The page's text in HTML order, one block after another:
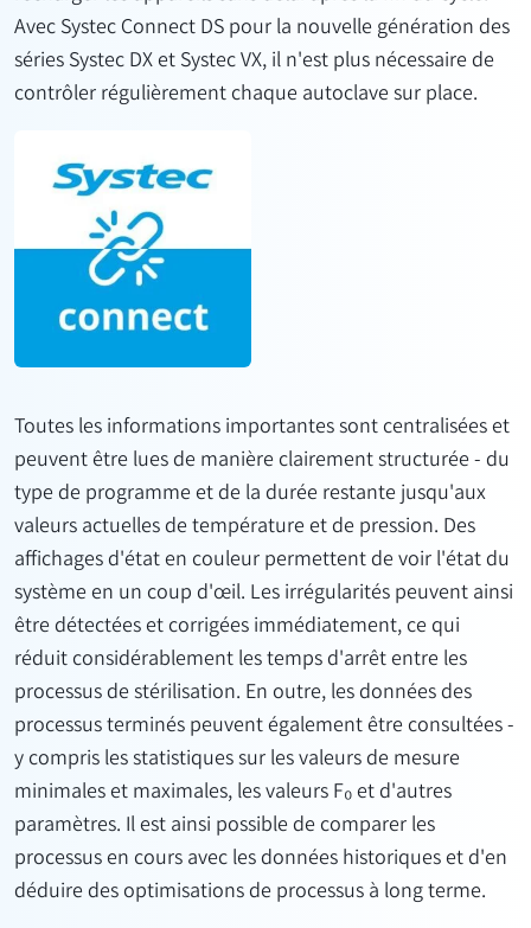
Avec Systec Connect DS pour la nouvelle génération des
séries Systec DX et Systec VX, il n'est plus nécessaire de
contrôler régulièrement chaque autoclave sur place.
Toutes les informations importantes sont centralisées et
peuvent être lues de manière clairement structurée - du
type de programme et de la durée restante jusqu'aux
valeurs actuelles de température et de pression. Des
affichages d'état en couleur permettent de voir l'état du
système en un coup d'œil. Les irrégularités peuvent ainsi
être détectées et corrigées immédiatement, ce qui
réduit considérablement les temps d'arrêt entre les
processus de stérilisation. En outre, les données des
processus terminés peuvent également être consultées -
y compris les statistiques sur les valeurs de mesure
minimales et maximales, les valeurs F₀ et d'autres
paramètres. Il est ainsi possible de comparer les
processus en cours avec les données historiques et d'en
déduire des optimisations de processus à long terme.